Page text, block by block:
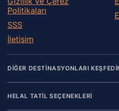
Politikaları
SSS
İletişim
DİĞER DESTİNASYONLARI
HELAL TATİL SEÇENEKLERİ